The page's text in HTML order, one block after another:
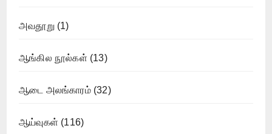
அவதூறு (1)
ஆங்கில நூல்கள் (13)
ஆடை அலங்காரம்(32)
ஆய்வுகள் (116)